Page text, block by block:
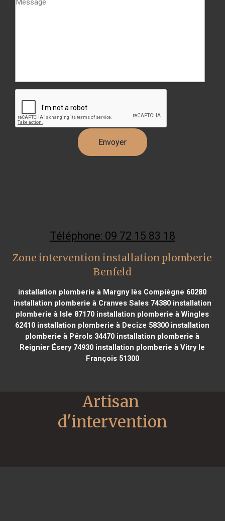
Téléphone: 09 72 15 83 18
Zone intervention installation plomberie
Benfeld
installation plomberie à Margny lès Compiègne 60280
installation plomberie à Cranves Sales 74380installation
plomberie à Isle 87170 installation plomberie à Wingles
62410 installation plomberie à Decize 58300 installation
plomberie à Pérols 34470 installation plomberie à
Reignier Ésery 74930 installation plomberie à Vitry le
François 51300
Artisan
d'intervention